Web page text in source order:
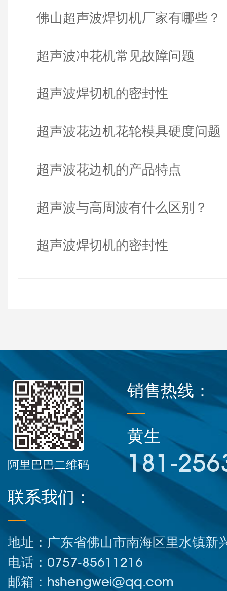
佛山超声波焊切机厂家有哪些？
超声波冲花机常见故障问题
超声波焊切机的密封性
超声波花边机花轮模具硬度问题
超声波花边机的产品特点
超声波与高周波有什么区别？
超声波焊切机的密封性
阿里巴巴二维码
销售热线：
黄生
181-
联系我们：
地址：广东省佛山市南海区里水镇新
电话：0757-85611216
邮箱：hshengwei@qq.com